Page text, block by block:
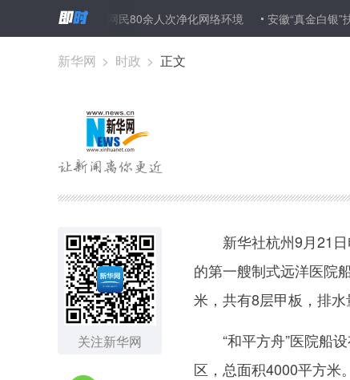
击处置违法网民80余人次净化网络环境 安徽“真金白银”扶持生
新华网 > 时政 > 正文
关注新华网
新华社杭州9月21日
的第一艘制式远洋医院
米，共有8层甲板，排水
“和平方舟”医院船设
区，总面积4000平方米